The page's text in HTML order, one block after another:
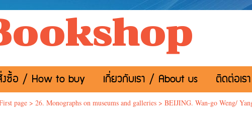
งซื้อ / How to buy เกี่ยวกับเรา / About us ติดต่อเ
page> 26. Monographs on museums and galleries> BEIJING. Wan-go Weng/